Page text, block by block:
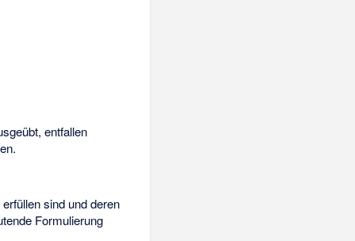
entfallen
sind und deren
Formulierung